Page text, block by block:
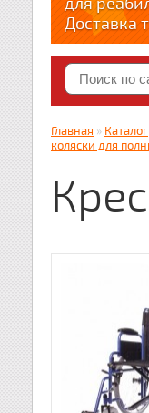
Доставка
по тел.
Краткие
Яндекс.
zabota16.ru
Всегда на
Главная » Каталог
коляски для